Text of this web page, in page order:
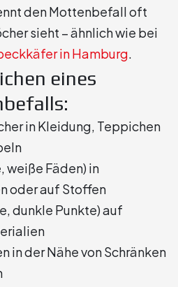
den Mottenbefall oft
sieht – ähnlich wie bei
in Hamburg.
eines
in Kleidung, Teppichen
weiße Fäden) in
oder auf Stoffen
dunkle Punkte) auf
in der Nähe von Schränken